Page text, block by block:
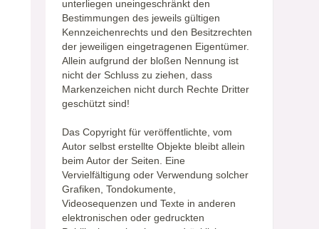
unterliegen uneingeschränkt den
Bestimmungen des jeweils gültigen
Kennzeichenrechts und den Besitzrechten
der jeweiligen eingetragenen Eigentümer.
Allein aufgrund der bloßen Nennung ist
nicht der Schluss zu ziehen, dass
Markenzeichen nicht durch Rechte Dritter
geschützt sind!
Das Copyright für veröffentlichte, vom
Autor selbst erstellte Objekte bleibt allein
beim Autor der Seiten. Eine
Vervielfältigung oder Verwendung solcher
Grafiken, Tondokumente,
Videosequenzen und Texte in anderen
elektronischen oder gedruckten